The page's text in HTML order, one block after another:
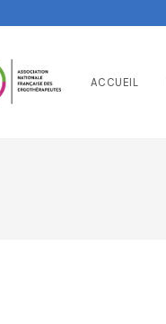
ACCUEIL